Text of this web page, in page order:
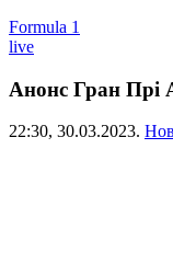
Formula 1
live
Анонс Гран Прі
22:30, 30.03.2023.